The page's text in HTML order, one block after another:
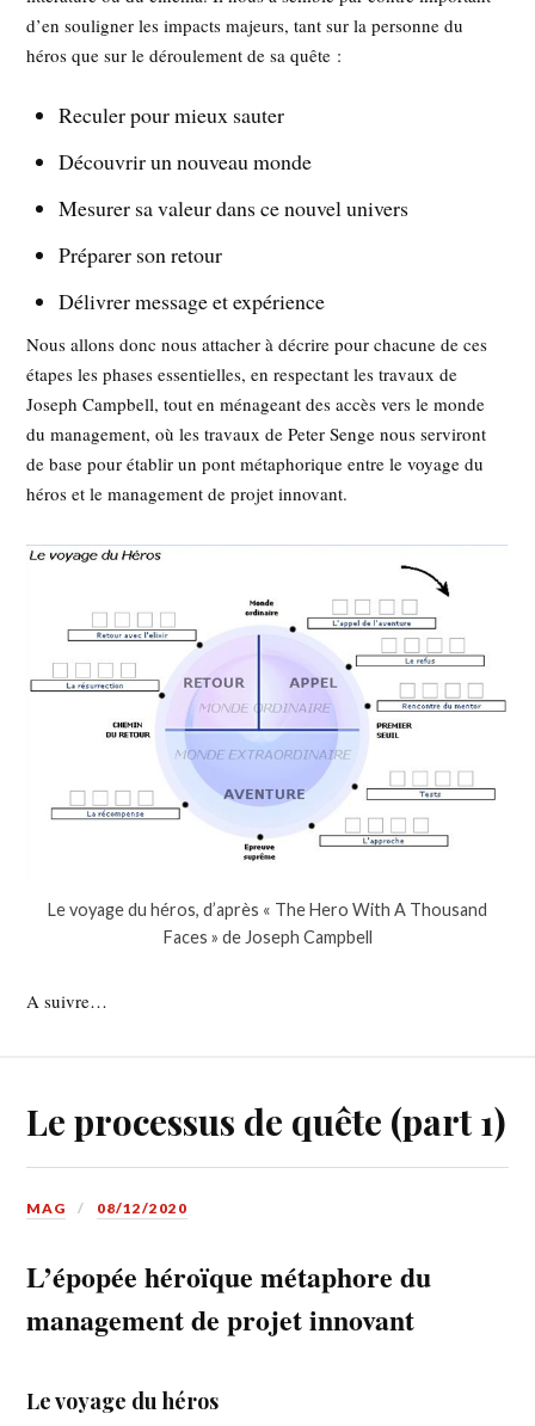
d’en souligner les impacts majeurs, tant sur la personne du
héros que sur le déroulement de sa quête :
Reculer pour mieux sauter
Découvrir un nouveau monde
Mesurer sa valeur dans ce nouvel univers
Préparer son retour
Délivrer message et expérience
Nous allons donc nous attacher à décrire pour chacune de ces
étapes les phases essentielles, en respectant les travaux de
Joseph Campbell, tout en ménageant des accès vers le monde
du management, où les travaux de Peter Senge nous serviront
de base pour établir un pont métaphorique entre le voyage du
héros et le management de projet innovant.
Le voyage du héros, d’après « The Hero With A Thousand
Faces » de Joseph Campbell
A suivre…
Le processus de quête (part 1)
MAG 08/12/2020
L’épopée héroïque métaphore du
management de projet innovant
Le voyage du héros